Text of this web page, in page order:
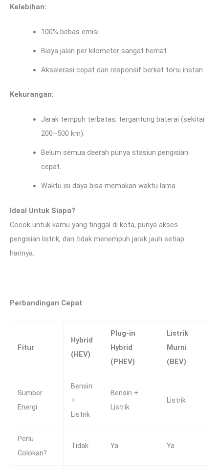
Kelebihan:
100% bebas emisi.
Biaya jalan per kilometer sangat hemat.
Akselerasi cepat dan responsif berkat torsi instan.
Kekurangan:
Jarak tempuh terbatas, tergantung baterai (sekitar
200–500 km).
Belum semua daerah punya stasiun pengisian
cepat.
Waktu isi daya bisa memakan waktu lama.
Ideal Untuk Siapa?
Cocok untuk kamu yang tinggal di kota, punya akses
pengisian listrik, dan tidak menempuh jarak jauh setiap
harinya.
Perbandingan Cepat
Fitur
Hybrid
(HEV)
Plug-in
Hybrid
(PHEV)
Listrik
Murni
(BEV)
Sumber
Energi
Bensin
+
Listrik
Bensin +
Listrik
Listrik
Perlu
Colokan?
Tidak Ya Ya